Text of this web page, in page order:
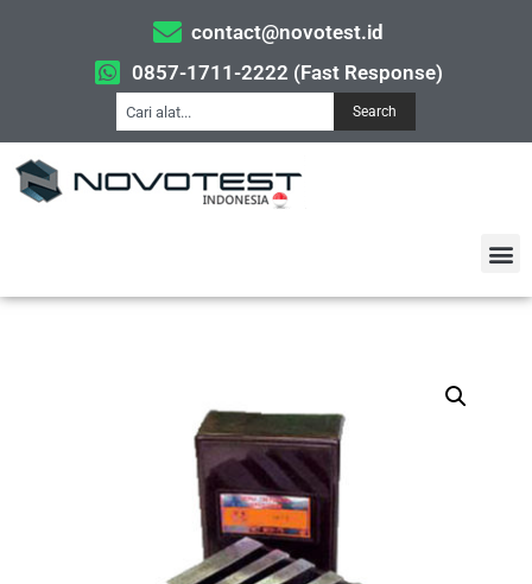
contact@novotest.id
0857-1711-2222 (Fast Response)
Search